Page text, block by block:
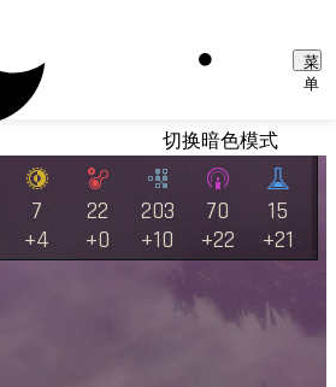
切换暗色模式
菜
单